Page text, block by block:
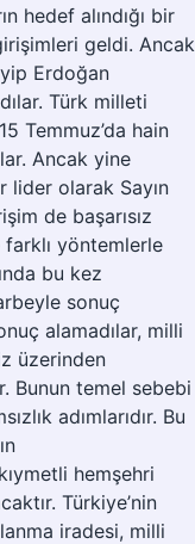
hedef alındığı bir
geldi. Ancak
Erdoğan
Türk milleti
Temmuz’da hain
Ancak yine
lider olarak Sayın
de başarısız
yöntemlerle
bu kez
sonuç
alamadılar, milli
üzerinden
Bunun temel sebebi
adımlarıdır. Bu
hemşehri
Türkiye’nin
iradesi, milli